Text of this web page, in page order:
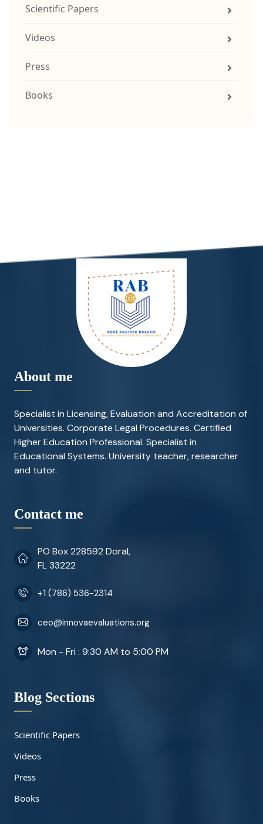
Scientific Papers
Videos
Press
Books
About me
Specialist in Licensing, Evaluation and Accreditation of
Universities. Corporate Legal Procedures. Certified
Higher Education Professional. Specialist in
Educational Systems. University teacher, researcher
and tutor.
Contact me
PO Box 228592 Doral,
FL 33222
+1 (786) 536-2314
ceo@innovaevaluations.org
Mon - Fri : 9:30 AM to 5:00 PM
Blog Sections
Scientific Papers
Videos
Press
Books